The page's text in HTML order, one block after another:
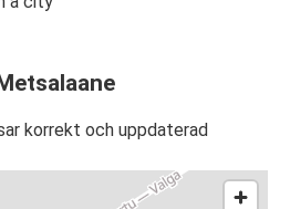
korrekt och uppdaterad